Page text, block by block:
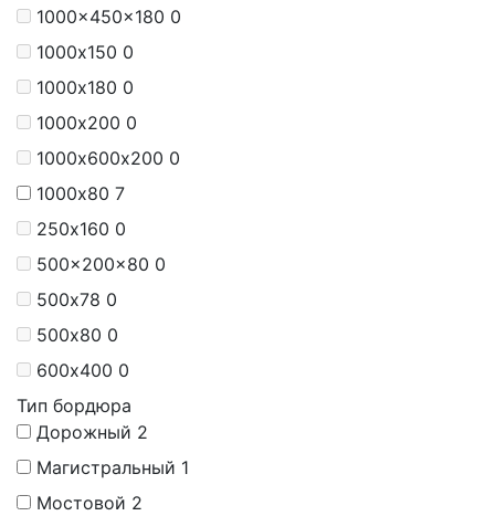
1000x450x180 0
1000х150 0
1000х180 0
1000х200 0
1000х600х200 0
1000х80 7
250х160 0
500x200x80 0
500х78 0
500х80 0
600х400 0
Тип бордюра
Дорожный 2
Магистральный 1
Мостовой 2